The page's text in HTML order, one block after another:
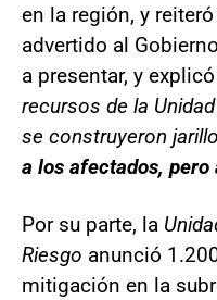
en la región, y
advertido al
a presentar, y
recursos de la
se construyeron
a los afectados,
Por su parte, la
Riesgo anunció
mitigación en la